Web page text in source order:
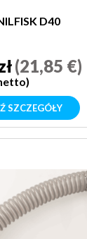
D40
(21,85 €)
SZCZEGÓŁY